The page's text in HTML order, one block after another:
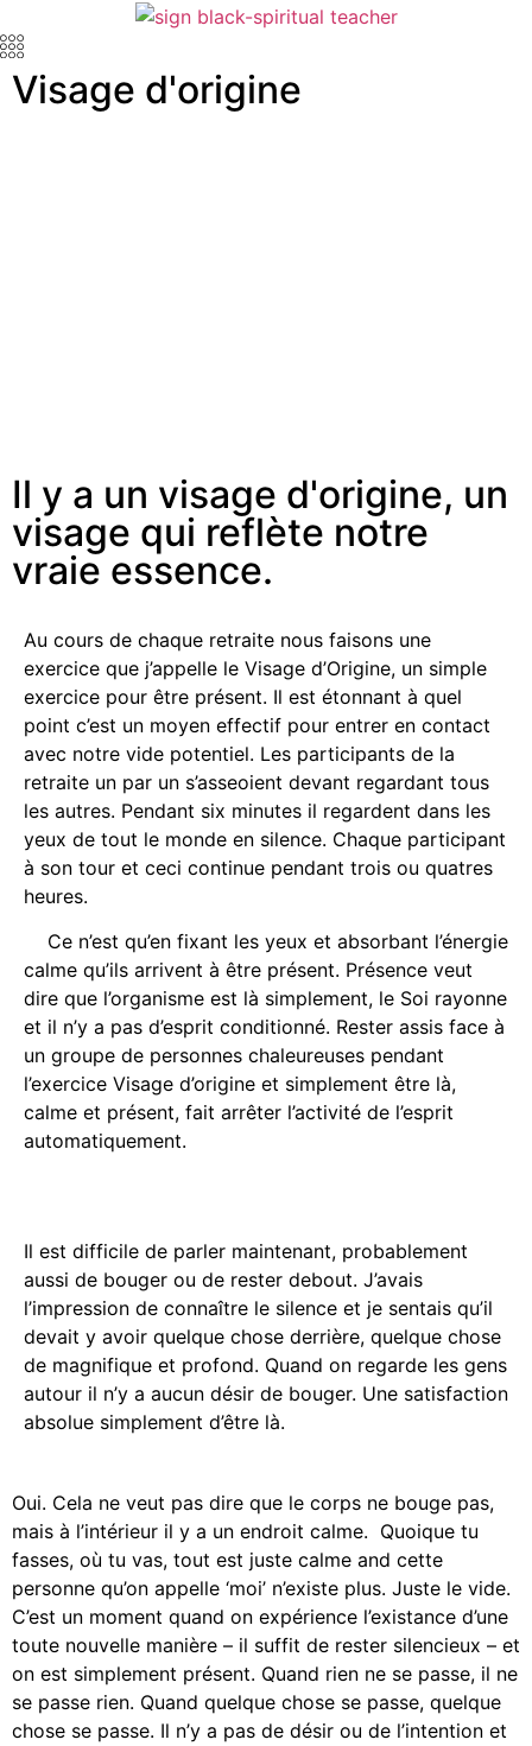
Visage d'origine
Il y a un visage d'origine, un
visage qui reflète notre
vraie essence.
Au cours de chaque retraite nous faisons une
exercice que j’appelle le Visage d’Origine, un simple
exercice pour être présent. Il est étonnant à quel
point c’est un moyen effectif pour entrer en contact
avec notre vide potentiel. Les participants de la
retraite un par un s’asseoient devant regardant tous
les autres. Pendant six minutes il regardent dans les
yeux de tout le monde en silence. Chaque participant
à son tour et ceci continue pendant trois ou quatres
heures.
Ce n’est qu’en fixant les yeux et absorbant l’énergie
calme qu’ils arrivent à être présent. Présence veut
dire que l’organisme est là simplement, le Soi rayonne
et il n’y a pas d’esprit conditionné. Rester assis face à
un groupe de personnes chaleureuses pendant
l’exercice Visage d’origine et simplement être là,
calme et présent, fait arrêter l’activité de l’esprit
automatiquement.
Il est difficile de parler maintenant, probablement
aussi de bouger ou de rester debout. J’avais
l’impression de connaître le silence et je sentais qu’il
devait y avoir quelque chose derrière, quelque chose
de magnifique et profond. Quand on regarde les gens
autour il n’y a aucun désir de bouger. Une satisfaction
absolue simplement d’être là.
Oui. Cela ne veut pas dire que le corps ne bouge pas,
mais à l’intérieur il y a un endroit calme. Quoique tu
fasses, où tu vas, tout est juste calme and cette
personne qu’on appelle ‘moi’ n’existe plus. Juste le vide.
C’est un moment quand on expérience l’existance d’une
toute nouvelle manière – il suffit de rester silencieux – et
on est simplement présent. Quand rien ne se passe, il ne
se passe rien. Quand quelque chose se passe, quelque
chose se passe. Il n’y a pas de désir ou de l’intention et